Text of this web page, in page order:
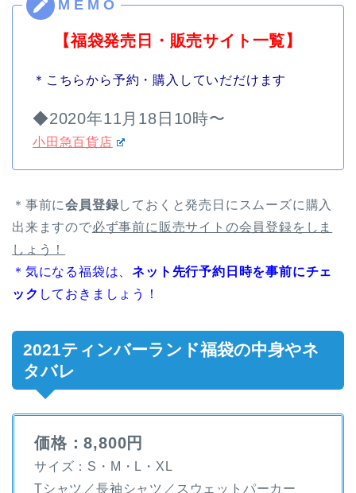
【福袋発売日・販売サイト一覧】
＊こちらから予約・購入していだだけます
◆2020年11月18日10時〜
小田急百貨店
＊事前に会員登録しておくと発売日にスムーズに購入
出来ますので必ず事前に販売サイトの会員登録をしま
しょう！
＊気になる福袋は、ネット先行予約日時を事前にチェ
ック しておきましょう！
2021ティンバーランド福袋の中身やネ
タバレ
価格：8,800円
サイズ：S・M・L・XL
Tシャツ／長袖シャツ／スウェットパーカー